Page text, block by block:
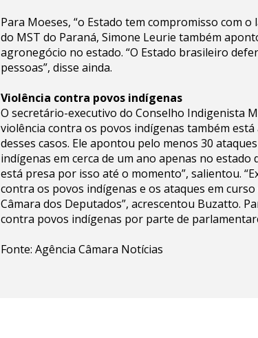
Para Moeses, “o Estado tem compromisso com
do MST do Paraná, Simone Leurie também
agronegócio no estado. “O Estado brasileiro
pessoas”, disse ainda.
Violência contra povos indígenas
O secretário-executivo do Conselho Indigenista
violência contra os povos indígenas também
desses casos. Ele apontou pelo menos 30
indígenas em cerca de um ano apenas no
está presa por isso até o momento”, salientou.
contra os povos indígenas e os ataques em
Câmara dos Deputados”, acrescentou Buzatto.
contra povos indígenas por parte de
Fonte: Agência Câmara Notícias